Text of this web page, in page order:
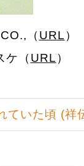
（ URL ）
ケ（ URL ）
ていた頃 (祥